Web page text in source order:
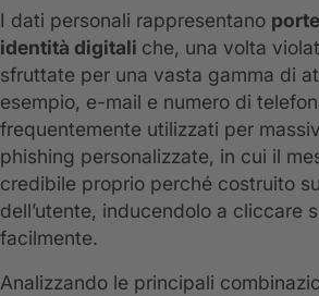
I dati personali rappresentano
identità digitali che, una volta
sfruttate per una vasta gamma di
esempio, e-mail e numero di
frequentemente utilizzati per
phishing personalizzate, in cui il
credibile proprio perché costruito
dell’utente, inducendolo a cliccare
facilmente.
Analizzando le principali